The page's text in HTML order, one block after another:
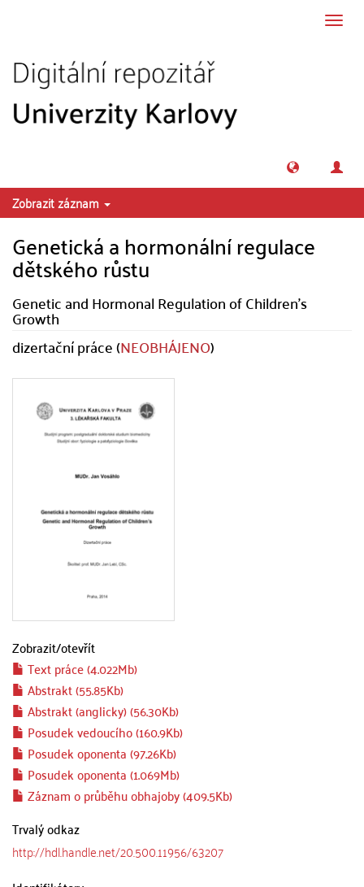
Zobrazit záznam
Genetická a hormonální regulace
dětského růstu
Genetic and Hormonal Regulation of Children's
Growth
dizertační práce (NEOBHÁJENO)
Zobrazit/otevřít
Text práce (4.022Mb)
Abstrakt (55.85Kb)
Abstrakt (anglicky) (56.30Kb)
Posudek vedoucího (160.9Kb)
Posudek oponenta (97.26Kb)
Posudek oponenta (1.069Mb)
Záznam o průběhu obhajoby (409.5Kb)
Trvalý odkaz
http://hdl.handle.net/20.500.11956/63207